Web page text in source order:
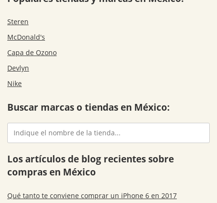
Steren
McDonald's
Capa de Ozono
Devlyn
Nike
Buscar marcas o tiendas en México:
Los artículos de blog recientes sobre
compras en México
Qué tanto te conviene comprar un iPhone 6 en 2017